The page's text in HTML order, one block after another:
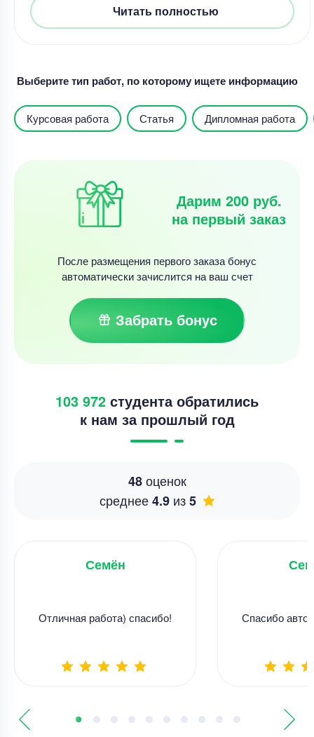
Читать полностью
Выберите тип работ, по которому ищете информацию
Курсовая работа Статья Дипломная работа
Дарим 200 руб.
на первый заказ
После размещения первого заказа бонус
автоматически зачислится на ваш счет
Забрать бонус
103 972 студента обратились
к нам за прошлый год
48оценок
среднее4.9 из5
Семён
Отличная работа) спасибо! Спасибо